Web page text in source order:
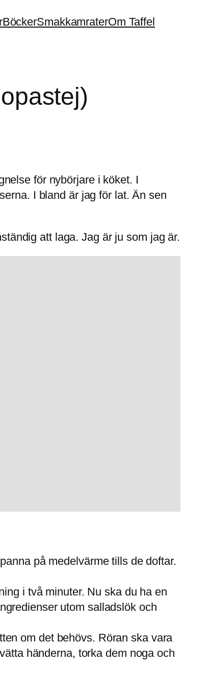
BöckerSmakkamraterOm Taffel
för nybörjare i köket. I
I bland är jag för lat. Än sen
att laga. Jag är ju som jag är.
på medelvärme tills de doftar.
i två minuter. Nu ska du ha en
utom salladslök och
om det behövs. Röran ska vara
händerna, torka dem noga och